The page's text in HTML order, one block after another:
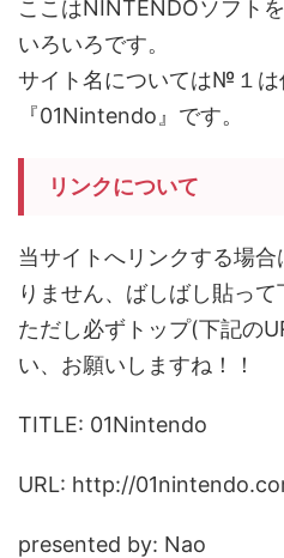
ここはNINTENDOソフト
いろいろです。
サイト名については№１は
『01Nintendo』です。
リンクについて
当サイトへリンクする場
りません、ばしばし貼って
ただし必ずトップ(下記の
い、お願いしますね！！
TITLE: 01Nintendo
URL: http://
presented by: Nao